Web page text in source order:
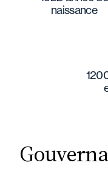
naissance